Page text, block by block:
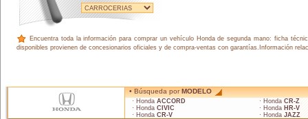
Encuentra toda la información para comprar un vehículo Honda de segunda mano: ficha
disponibles provienen de concesionarios oficiales y de compra-ventas con garantías.Información
• Búsqueda porMODELO
· Honda ACCORD
· Honda CIVIC
· Honda CR-V
· Honda CR-Z
· Honda HR-V
· Honda JAZZ